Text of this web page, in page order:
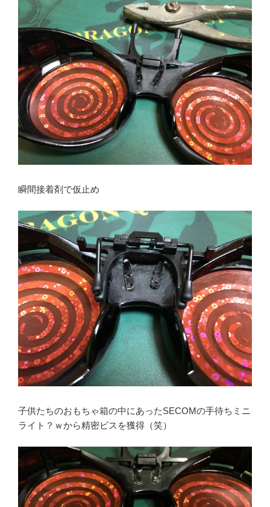
瞬間接着剤で仮止め
子供たちのおもちゃ箱の中にあったSECOMの手待ちミニ
ライト？ｗから精密ビスを獲得（笑）